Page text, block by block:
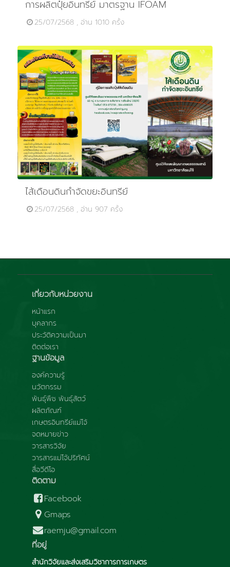
การผลิตปุ๋ยอินทรีย์ มาตรฐาน IFOAM
25/07/2568 , อ่าน 1010 ครั้ง
ไส้เดือนดินกำจัดขยะอินทรีย์
25/07/2568 , อ่าน 907 ครั้ง
เกี่ยวกับหน่วยงาน
หน้าแรก
บุคลากร
ประวัติความเป็นมา
ติดต่อเรา
ฐานข้อมูล
องค์ความรู้
นวัตกรรม
พันธุ์พืช พันธุ์สัตว์
ผลิตภัณฑ์
เกษตรอินทรีย์แม่โจ้
จดหมายข่าว
วารสารวิจัย
วารสารแม่โจ้ปริทัศน์
สื่อวีดีโอ
ติดตาม
Facebook
Gmaps
raemju@gmail.com
ที่อยู่
สำนักวิจัยและส่งเสริมวิชาการการเกษตร